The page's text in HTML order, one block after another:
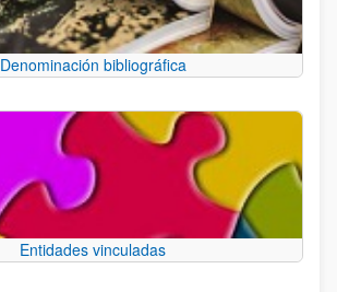
Denominación bibliográfica
Entidades vinculadas